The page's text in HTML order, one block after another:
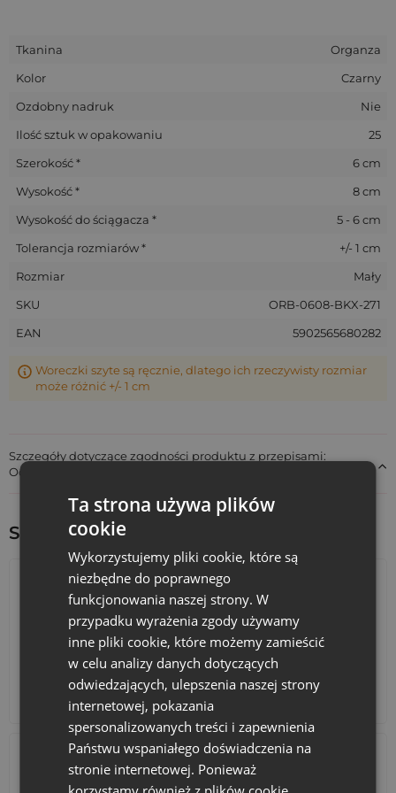
Tkanina
Organza
Kolor
Czarny
Ozdobny nadruk
Nie
Ilość sztuk w opakowaniu
25
Szerokość *
6 cm
Wysokość *
8 cm
Wysokość do ściągacza *
5 - 6 cm
Tolerancja rozmiarów *
+/- 1 cm
Rozmiar
Mały
SKU
ORB-0608-BKX-271
EAN
5902565680282
Woreczki szyte są ręcznie, dlatego ich rzeczywisty rozmiar
może różnić +/- 1 cm
Szczegóły dotyczące zgodności produktu z przepisami:
Odpowiedzialność za produkt
Sprawdź inne ciekawe produkty:
Kalendarze adwentowe Torby bawełniane
Ta strona używa plików
cookie
Wykorzystujemy pliki cookie, które są
niezbędne do poprawnego
funkcjonowania naszej strony. W
przypadku wyrażenia zgody używamy
inne pliki cookie, które możemy zamieścić
w celu analizy danych dotyczących
odwiedzających, ulepszenia naszej strony
internetowej, pokazania
spersonalizowanych treści i zapewnienia
Państwu wspaniałego doświadczenia na
stronie internetowej. Ponieważ